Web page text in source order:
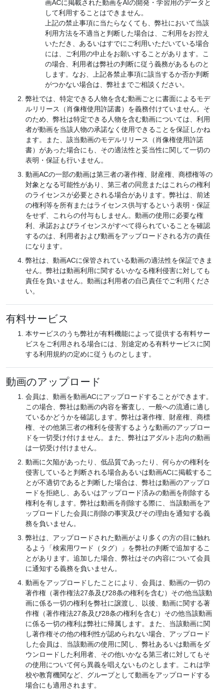
画ACに掲載された動画をAIの開発・学習用のデータと
して利用することはできません。
上記の禁止事項に当たらなくても、弊社において当該
利用方法を不適当と判断した場合は、ご利用をお控え
いただき、あるいはすでにご利用いただいている場合
には、ご利用の中止をお願いすることがあります。こ
の場合、利用者は弊社の判断に従う義務があるものと
します。なお、上記各禁止事項に該当するか否か判断
がつかない場合は、弊社までご相談ください。
弊社では、特定できる人物を含む動画ごとに書面によるモデ
ルリリース（肖像権使用許諾書）を義務付けていません。そ
のため、弊社は特定できる人物を含む動画については、利用
者が動画を当該人物の承諾なく使用できることを保証しかね
ます。また、該当動画のモデルリリース（肖像権使用許諾
書）があった場合にも、その適法性と妥当性に関して一切の
表明・保証も行いません。
動画ACの一部の動画は第三者の著作権、財産権、商標権等の
対象となる可能性があり、第三者の同意またはこれらの権利
のライセンスが必要とされる場合があります。弊社は、前述
の権利等を所有またはライセンス供与するという表明・保証
をせず、これらの付与もしません。動画の使用に必要な権
利、承諾およびライセンスがすべて得られていることを確認
するのは、利用者および動画をアップロードされる方の責任
になります。
弊社は、動画ACに保管されている動画の適法性を保証できま
せん。弊社は動画利用に関するいかなる権利侵害に対しても
責任を負いません。動画は利用者の自己責任でご利用くださ
い。
有料サービス
本サービスのうち弊社が有料機能によって提供する有料サー
ビスをご利用される場合には、別途定める有料サービスに関
する利用規約の定めに従うものとします。
動画のアップロード
会員は、動画を動画ACにアップロードすることができます。
この場合、弊社は動画の内容を審査し、一般への流通に適し
ているかどうかを確認します。弊社は著作権、財産権、商標
権、その他第三者の権利を侵害するような動画のアップロー
ドを一切受け付けません。また、弊社はアダルト志向の動画
は一切受け付けません。
動画に欠陥があったり、低品質であったり、何らかの権利を
侵害していると判断される場合あるいは動画ACに掲載するこ
とが不適切であると判断した場合は、弊社は動画のアップロ
ードを拒絶し、あるいはアップロード済みの動画を削除する
権利を有します。弊社は動画を削除する際に、当該動画をア
ップロードした会員に削除の事実及びその理由を通知する義
務を負いません。
弊社は、アップロードされた動画がより多くの方の目に触れ
るよう「検索用ワード（タグ）」を弊社の判断で追加するこ
とがあります。追加した場合、弊社はその内容について会員
に通知する義務を負いません。
動画をアップロードしたことにより、会員は、動画の一切の
著作権（著作権法27条及び28条の権利を含む）その他当該動
画に係る一切の権利を弊社に譲渡し、以後、動画に関する著
作権（著作権法27条及び28条の権利を含む）その他当該動画
に係る一切の権利は弊社に帰属します。また、当該動画に関
し著作権その他の権利性が認められない場合、アップロード
した会員は、当該動画の使用に関し、弊社あるいは動画をダ
ウンロードした利用者、その他いかなる第三者に対してもそ
の使用について何ら異義を唱えないものとします。これは学
校や教育機関など、グループとして動画をアップロードする
場合にも適用されます。